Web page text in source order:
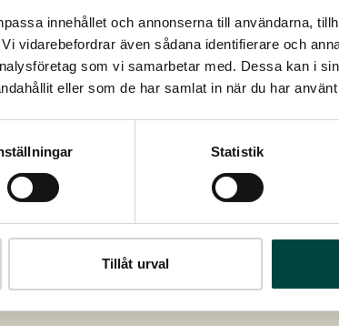
innehållet och annonserna till användarna,
vidarebefordrar även sådana identifierare och
som vi samarbetar med. Dessa kan i
eller som de har samlat in när du har
Statistik
Tillåt urval